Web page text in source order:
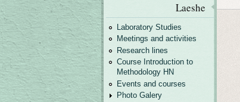
Laeshe
Laboratory Studies
Meetings and activities
Research lines
Course Introduction to
Methodology HN
Events and courses
Photo Galery